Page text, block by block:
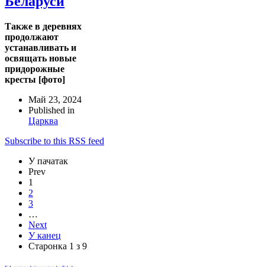
Также в деревнях
продолжают
устанавливать и
освящать новые
придорожные
кресты [фото]
Май 23, 2024
Published in
Царква
Subscribe to this RSS feed
У пачатак
Prev
1
2
3
…
Next
У канец
Старонка 1 з 9